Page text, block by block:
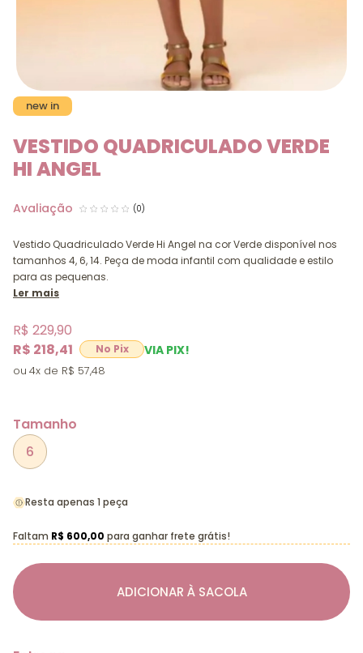
new in
VESTIDO QUADRICULADO VERDE
HI ANGEL
(0)
Vestido Quadriculado Verde Hi Angel na cor Verde disponível nos
tamanhos 4, 6, 14. Peça de moda infantil com qualidade e estilo
para as pequenas.
Ler mais
R$ 218,41 VIA PIX!
R$ 229,90
4x R$ 57,48
Tamanho
6
ADICIONAR À SACOLA
Resta apenas 1 peça
Faltam R$ 600,00 para ganhar frete grátis!